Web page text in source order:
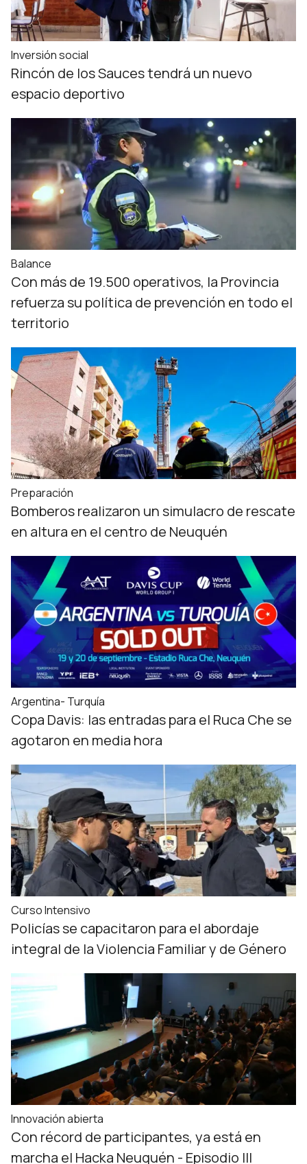
Inversión social
Rincón de los Sauces tendrá un nuevo
espacio deportivo
Balance
Con más de 19.500 operativos, la Provincia
refuerza su política de prevención en todo el
territorio
Preparación
Bomberos realizaron un simulacro de rescate
en altura en el centro de Neuquén
Argentina- Turquía
Copa Davis: las entradas para el Ruca Che se
agotaron en media hora
Curso Intensivo
Policías se capacitaron para el abordaje
integral de la Violencia Familiar y de Género
Innovación abierta
Con récord de participantes, ya está en
marcha el Hacka Neuquén - Episodio III